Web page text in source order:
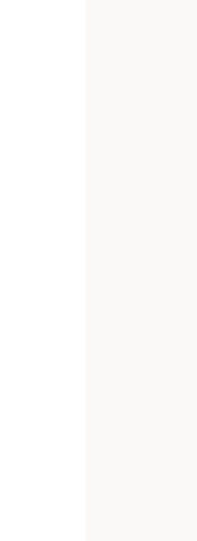
подростковый